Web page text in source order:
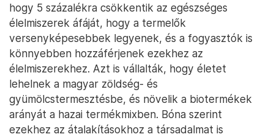
hogy 5 százalékra csökkentik az egészséges
élelmiszerek áfáját, hogy a termelők
versenyképesebbek legyenek, és a fogyasztók is
könnyebben hozzáférjenek ezekhez az
élelmiszerekhez. Azt is vállalták, hogy életet
lehelnek a magyar zöldség- és
gyümölcstermesztésbe, és növelik a biotermékek
arányát a hazai termékmixben. Bóna szerint
ezekhez az átalakításokhoz a társadalmat is